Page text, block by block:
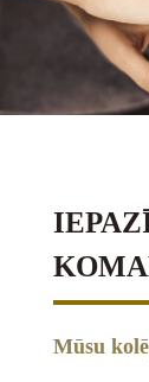
Mūsu